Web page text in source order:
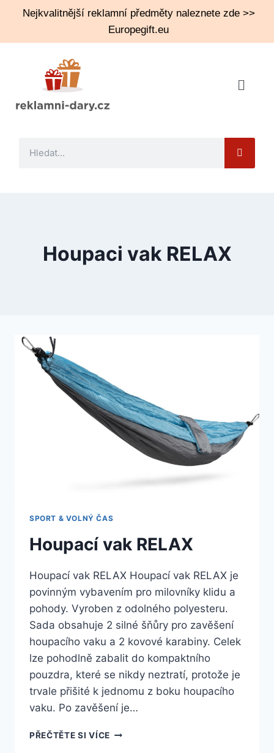
Nejkvalitnější reklamní předměty naleznete zde >>
Europegift.eu
Houpaci vak RELAX
SPORT & VOLNÝ ČAS
Houpací vak RELAX
Houpací vak RELAX Houpací vak RELAX je
povinným vybavením pro milovníky klidu a
pohody. Vyroben z odolného polyesteru.
Sada obsahuje 2 silné šňůry pro zavěšení
houpacího vaku a 2 kovové karabiny. Celek
lze pohodlně zabalit do kompaktního
pouzdra, které se nikdy neztratí, protože je
trvale přišité k jednomu z boku houpacího
vaku. Po zavěšení je…
PŘEČTĚTE SI VÍCE